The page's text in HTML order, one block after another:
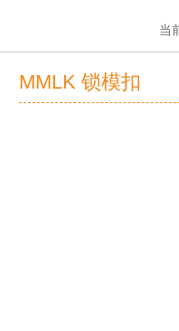
当
MMLK 锁模扣